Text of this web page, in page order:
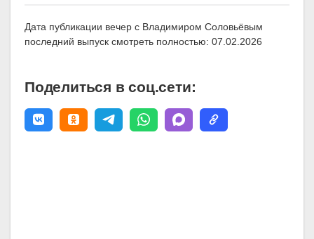
Дата публикации вечер с Владимиром Соловьёвым
последний выпуск смотреть полностью: 07.02.2026
Поделиться в соц.сети: